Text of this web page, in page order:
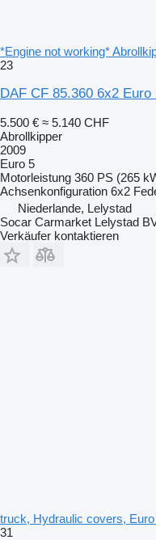
*Engine not working*
23
DAF CF 85.360 6x2
5.500 € ≈ 5.140 CHF
Abrollkipper
2009
Euro 5
Motorleistung 360 PS (265
Achsenkonfiguration 6x2
Niederlande, Lelystad
Socar Carmarket Lelystad
Verkäufer kontaktieren
truck, Hydraulic covers,
31